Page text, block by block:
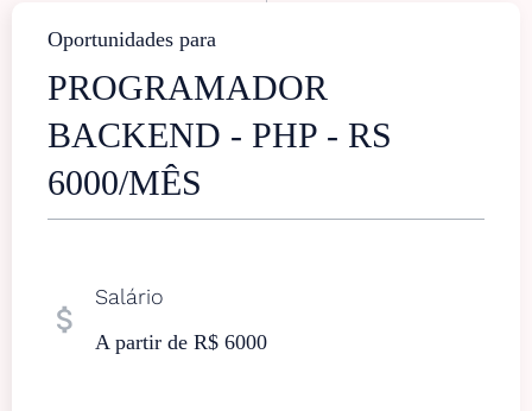
Oportunidades para
PROGRAMADOR
BACKEND - PHP - RS
6000/MÊS
attach_money
Salário
A partir de R$ 6000